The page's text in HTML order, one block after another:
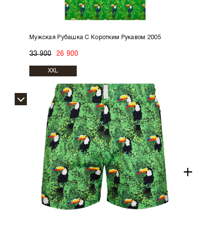
Мужская Рубашка С Коротким Рукавом 2005
33 900 26 900
XXL
+